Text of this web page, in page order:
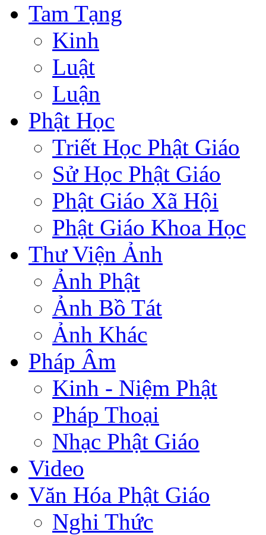
Tam Tạng
Kinh
Luật
Luận
Phật Học
Triết Học Phật Giáo
Sử Học Phật Giáo
Phật Giáo Xã Hội
Phật Giáo Khoa Học
Thư Viện Ảnh
Ảnh Phật
Ảnh Bồ Tát
Ảnh Khác
Pháp Âm
Kinh - Niệm Phật
Pháp Thoại
Nhạc Phật Giáo
Video
Văn Hóa Phật Giáo
Nghi Thức